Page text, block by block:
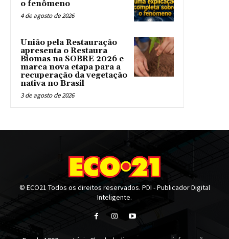
o fenômeno
4 de agosto de 2026
União pela Restauração
apresenta o Restaura
Biomas na SOBRE 2026 e
marca nova etapa para a
recuperação da vegetação
nativa no Brasil
3 de agosto de 2026
© ECO21 Todos os direitos reservados. PDI - Publicador Digital
Inteligente.